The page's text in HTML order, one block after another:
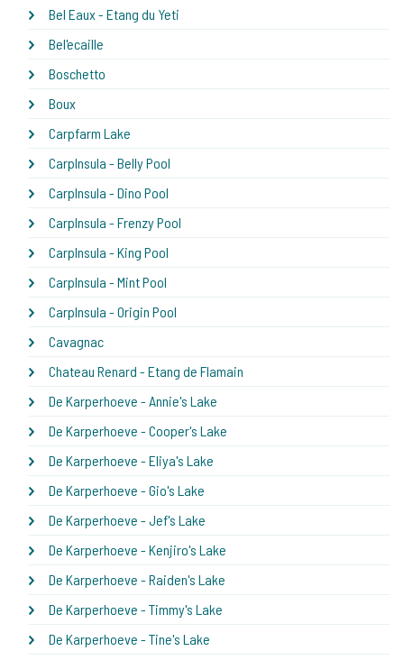
Bel Eaux - Etang du Yeti
Bel'ecaille
Boschetto
Boux
Carpfarm Lake
CarpInsula - Belly Pool
CarpInsula - Dino Pool
CarpInsula - Frenzy Pool
CarpInsula - King Pool
CarpInsula - Mint Pool
CarpInsula - Origin Pool
Cavagnac
Chateau Renard - Etang de Flamain
De Karperhoeve - Annie's Lake
De Karperhoeve - Cooper's Lake
De Karperhoeve - Eliya's Lake
De Karperhoeve - Gio's Lake
De Karperhoeve - Jef's Lake
De Karperhoeve - Kenjiro's Lake
De Karperhoeve - Raiden's Lake
De Karperhoeve - Timmy's Lake
De Karperhoeve - Tine's Lake